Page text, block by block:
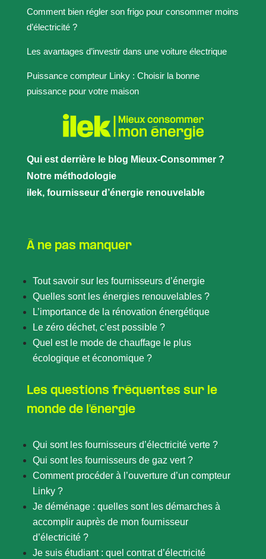
Comment bien régler son frigo pour consommer moins
d’électricité ?
Les avantages d’investir dans une voiture électrique
Puissance compteur Linky : Choisir la bonne
puissance pour votre maison
Qui est derrière le blog Mieux-Consommer ?
Notre méthodologie
ilek, fournisseur d’énergie renouvelable
À ne pas manquer
Tout savoir sur les fournisseurs d’énergie
Quelles sont les énergies renouvelables ?
L’importance de la rénovation énergétique
Le zéro déchet, c’est possible ?
Quel est le mode de chauffage le plus
écologique et économique ?
Les questions fréquentes sur le
monde de l'énergie
Qui sont les fournisseurs d’électricité verte ?
Qui sont les fournisseurs de gaz vert ?
Comment procéder à l’ouverture d’un compteur
Linky ?
Je déménage : quelles sont les démarches à
accomplir auprès de mon fournisseur
d’électricité ?
Je suis étudiant : quel contrat d’électricité